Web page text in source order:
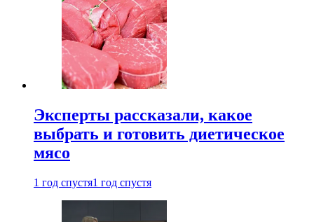
Эксперты рассказали, какое
выбрать и готовить диетическое
мясо
1 год спустя1 год спустя